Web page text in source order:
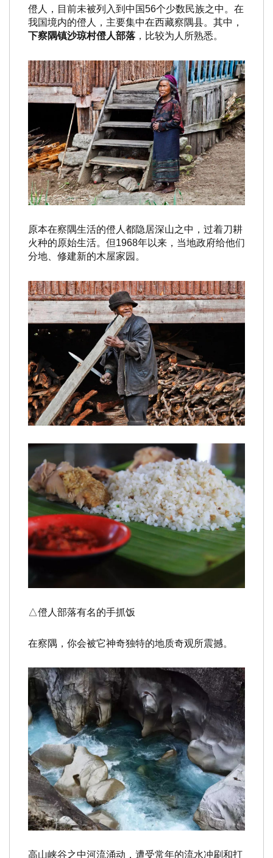
僜人，目前未被列入到中国56个少数民族之中。在
我国境内的僜人，主要集中在西藏察隅县。其中，
下察隅镇沙琼村僜人部落 ，比较为人所熟悉。
原本在察隅生活的僜人都隐居深山之中，过着刀耕
火种的原始生活。但1968年以来，当地政府给他们
分地、修建新的木屋家园。
△僜人部落有名的手抓饭
在察隅，你会被它神奇独特的地质奇观所震撼。
高山峡谷之中河流涌动，遭受常年的流水冲刷和打